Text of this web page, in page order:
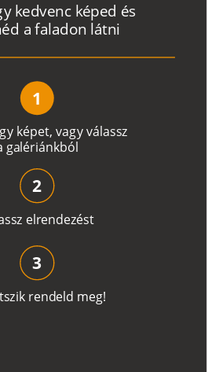
gy képet, vagyválassz
galériánkból
y kedvenc képed és
éd a faladon látni
1
ssz elrendezést
2
szik rendeld meg!
3